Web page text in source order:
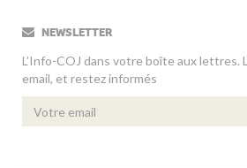
NEWSLETTER
L’Info-COJ dans votre boîte aux lettres.
email, et restez informés